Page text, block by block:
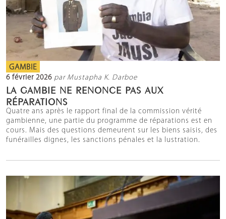
GAMBIE
6 février 2026 par Mustapha K. Darboe
LA GAMBIE NE RENONCE PAS AUX
RÉPARATIONS
Quatre ans après le rapport final de la commission vérité
gambienne, une partie du programme de réparations est en
cours. Mais des questions demeurent sur les biens saisis, des
funérailles dignes, les sanctions pénales et la lustration.